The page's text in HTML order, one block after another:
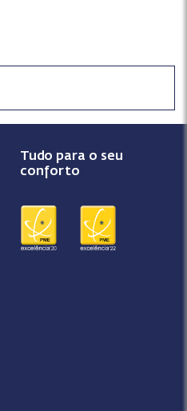
Tudo para o seu
conforto